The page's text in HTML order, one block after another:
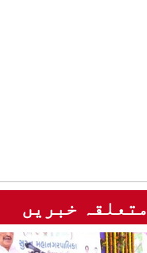
متعلقہ خبریں